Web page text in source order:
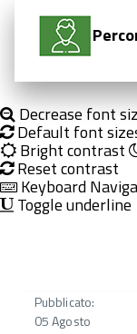
Decrease font
Default font
Bright contrast
Reset contrast
Keyboard
Toggle underline
Pubblicato:
05 Agosto